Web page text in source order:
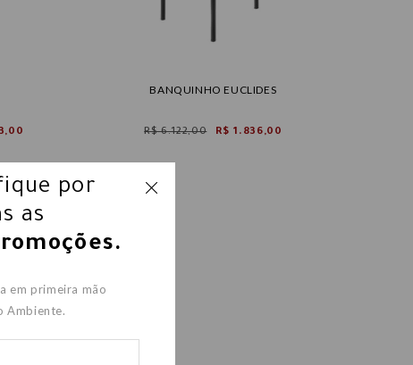
BANQUINHO EUCLIDES
R$ 6.122,00 R$ 1.836,00
por
as
em primeira mão
Ambiente.